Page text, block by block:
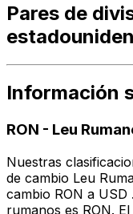
Pares de
Información
RON - Leu
Nuestras
de cambio Leu
cambio RON a USD
rumanos es RON.